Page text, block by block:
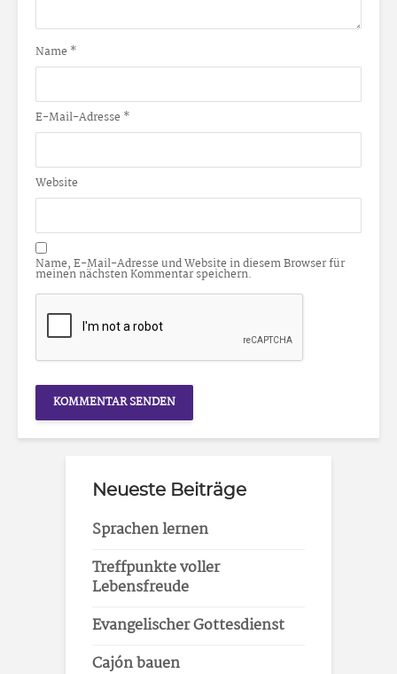
Name *
E-Mail-Adresse *
Website
Name, E-Mail-Adresse und Website in diesem Browser für
meinen nächsten Kommentar speichern.
Neueste Beiträge
Sprachen lernen
Treffpunkte voller
Lebensfreude
Evangelischer Gottesdienst
Cajón bauen